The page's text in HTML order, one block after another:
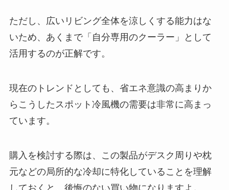
ただし、広いリビング全体を涼しくする能力はな
いため、あくまで「自分専用のクーラー」として
活用するのが正解です。
現在のトレンドとしても、省エネ意識の高まりか
らこうしたスポット冷風機の需要は非常に高まっ
ています。
購入を検討する際は、この製品がデスク周りや枕
元などの局所的な冷却に特化していることを理解
しておくと、後悔のない買い物になりますよ。